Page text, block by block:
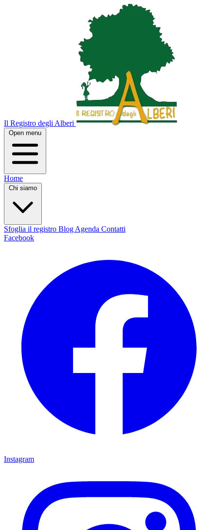
Il Registro degli Alberi
Open menu
Home
Chi siamo
Sfoglia il registro Blog Agenda Contatti
Facebook
Instagram